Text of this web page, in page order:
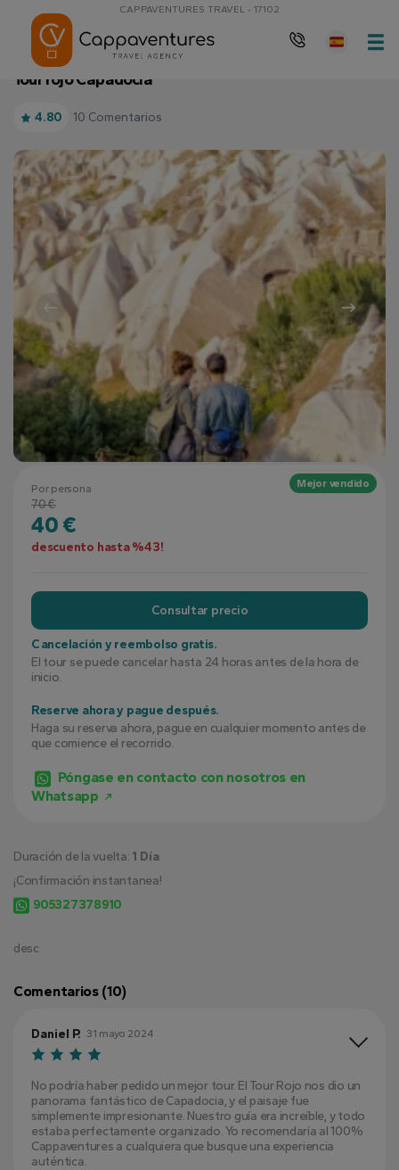
CAPPAVENTURES TRAVEL - 17102
página de inicio
desc
Comentarios (10)
Daniel P. 31 mayo 2024
No podría haber pedido un mejor tour. El Tour Rojo nos dio un
panorama fantástico de Capadocia, y el paisaje fue
simplemente impresionante. Nuestro guía era increíble, y todo
estaba perfectamente organizado. Yo recomendaría al 100%
Cappaventures a cualquiera que busque una experiencia
auténtica.
Tour rojo Capadocia
4.80 10 Comentarios
Por persona
70 €
40 €
descuento hasta %43!
Mejor vendido
Consultar precio
Cancelación y reembolso gratis.
El tour se puede cancelar hasta 24 horas antes de la hora de
inicio.
Reserve ahora y pague después.
Haga su reserva ahora, pague en cualquier momento antes de
que comience el recorrido.
Póngase en contacto con nosotros en
Whatsapp
Duración de la vuelta: 1 Día
¡Confirmación instantanea!
905327378910